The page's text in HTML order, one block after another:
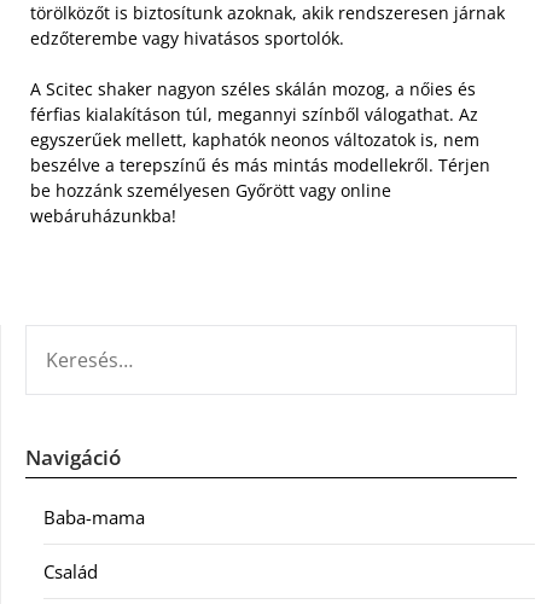
törölközőt is biztosítunk azoknak, akik rendszeresen járnak
edzőterembe vagy hivatásos sportolók.
A Scitec shaker nagyon széles skálán mozog, a nőies és
férfias kialakításon túl, megannyi színből válogathat. Az
egyszerűek mellett, kaphatók neonos változatok is, nem
beszélve a terepszínű és más mintás modellekről. Térjen
be hozzánk személyesen Győrött vagy online
webáruházunkba!
Navigáció
Baba-mama
Család